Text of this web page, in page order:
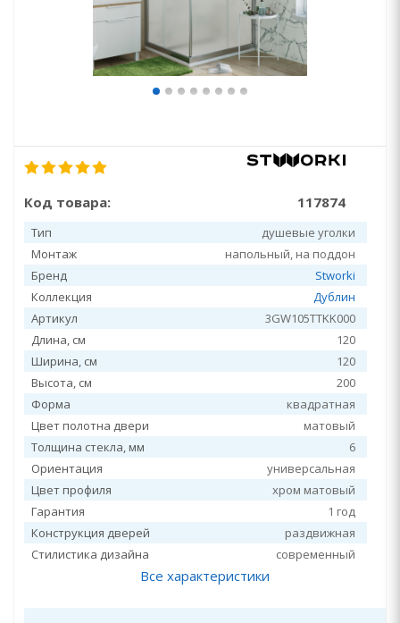
Код товара: 117874
Тип
душевые уголки
Монтаж
напольный, на поддон
Бренд
Stworki
Коллекция
Дублин
Артикул
3GW105TTKK000
Длина, см
120
Ширина, см
120
Высота, см
200
Форма
квадратная
Цвет полотна двери
матовый
Толщина стекла, мм
6
Ориентация
универсальная
Цвет профиля
хром матовый
Гарантия
1 год
Конструкция дверей
раздвижная
Стилистика дизайна
современный
Все характеристики